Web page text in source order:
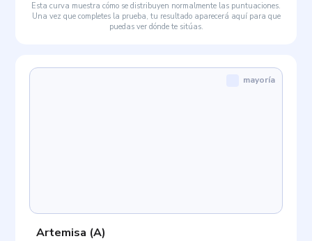
Esta curva muestra cómo se distribuyen normalmente las puntuaciones.
Una vez que completes la prueba, tu resultado aparecerá aquí para que
puedas ver dónde te sitúas.
Artemisa (A)
mayoría